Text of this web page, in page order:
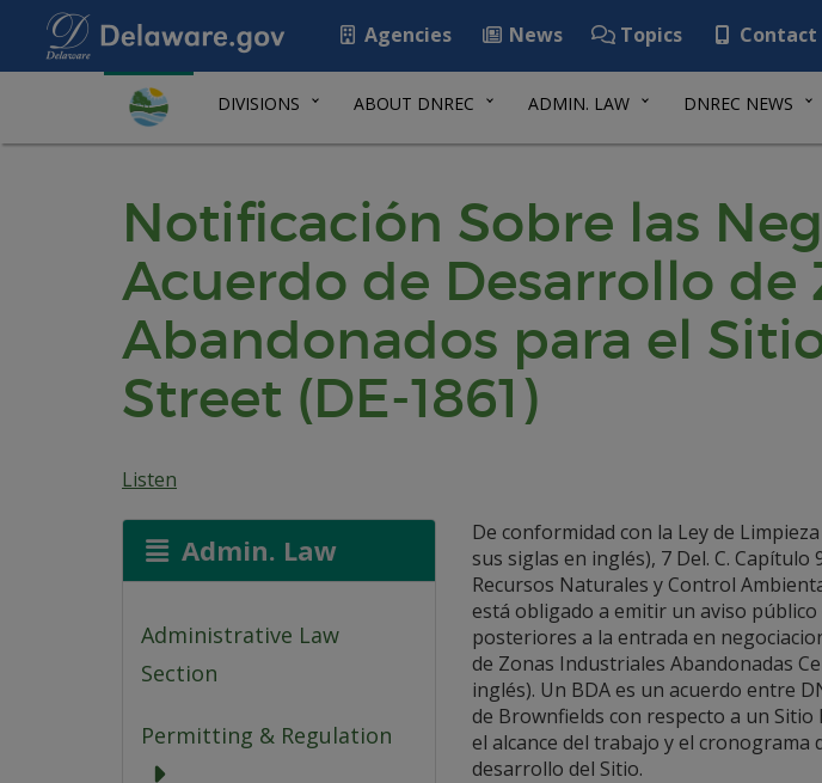
Agencies News Topics Contact
DIVISIONS ABOUT DNREC ADMIN. LAW DNREC NEWS
Notificación Sobre las
Acuerdo de Desarrollo de
Abandonados para el
Street (DE-1861)
Listen
Admin. Law
Administrative Law
Section
Permitting & Regulation
De conformidad con la Ley de
sus siglas en inglés), 7 Del. C.
Recursos Naturales y Control
está obligado a emitir un aviso
posteriores a la entrada en
de Zonas Industriales Abandonadas
inglés). Un BDA es un acuerdo entre
de Brownfields con respecto a un
el alcance del trabajo y el cronograma
desarrollo del Sitio.